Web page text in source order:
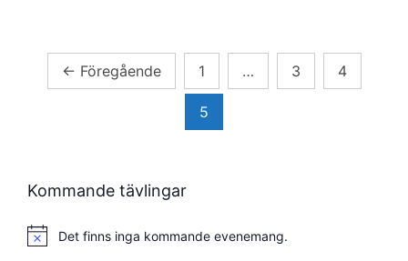
Sidnumrering
← Föregående 1 … 3 4
5
Kommande tävlingar
Notis Det finns inga kommande evenemang.